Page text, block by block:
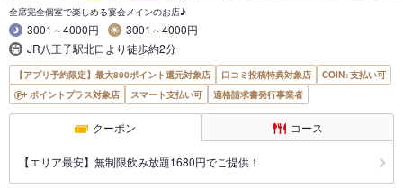
全席完全個室で楽しめる宴会メインのお店♪
3001～4000円
3001～4000円
JR八王子駅北口より徒歩約2分
【アプリ予約限定】最大800ポイント還元対象店 口コミ投稿特典対象店
COIN+支払い可
ポイントプラス対象店
スマート支払い可 適格請求書発行事業者
クーポン コース
【エリア最安】無制限飲み放題1680円でご提供！